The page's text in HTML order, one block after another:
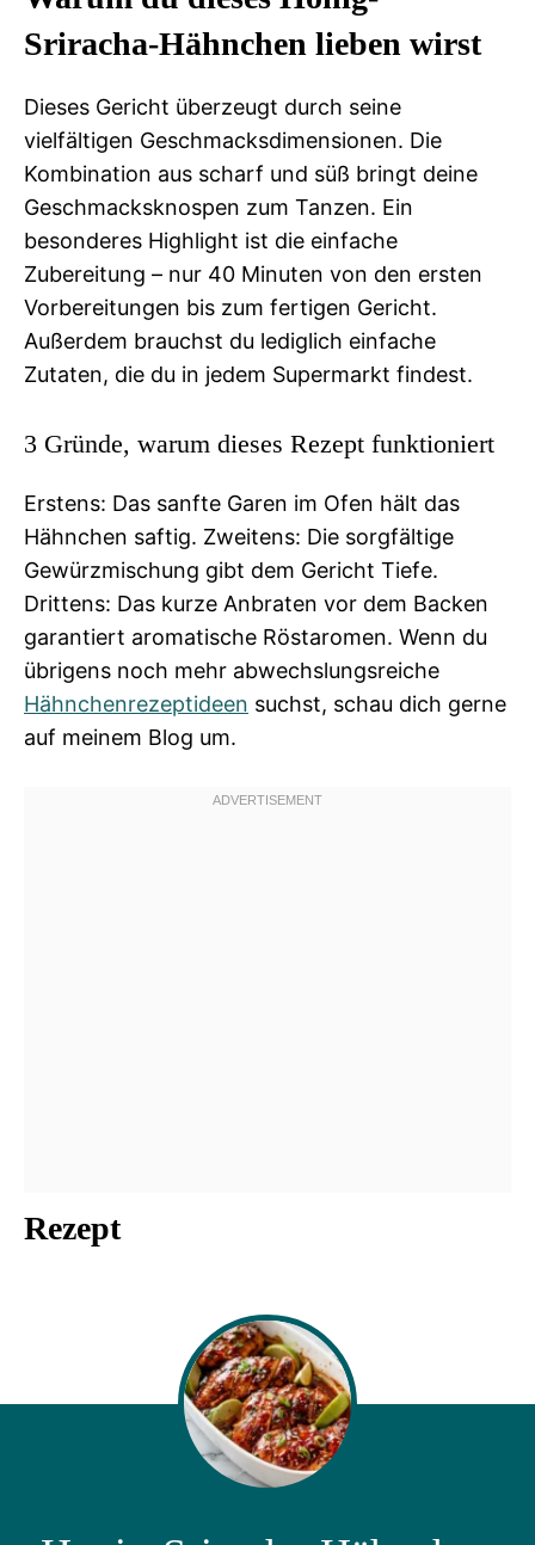
Sriracha-Hähnchen lieben wirst
Dieses Gericht überzeugt durch seine
vielfältigen Geschmacksdimensionen. Die
Kombination aus scharf und süß bringt deine
Geschmacksknospen zum Tanzen. Ein
besonderes Highlight ist die einfache
Zubereitung – nur 40 Minuten von den ersten
Vorbereitungen bis zum fertigen Gericht.
Außerdem brauchst du lediglich einfache
Zutaten, die du in jedem Supermarkt findest.
3 Gründe, warum dieses Rezept funktioniert
Erstens: Das sanfte Garen im Ofen hält das
Hähnchen saftig. Zweitens: Die sorgfältige
Gewürzmischung gibt dem Gericht Tiefe.
Drittens: Das kurze Anbraten vor dem Backen
garantiert aromatische Röstaromen. Wenn du
übrigens noch mehr abwechslungsreiche
Hähnchenrezeptideen suchst, schau dich gerne
auf meinem Blog um.
Rezept